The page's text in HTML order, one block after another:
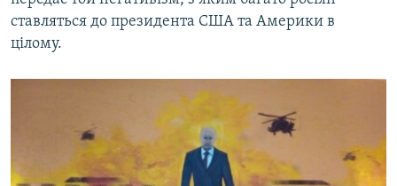
ставляться до президента США та Америки в
цілому.​